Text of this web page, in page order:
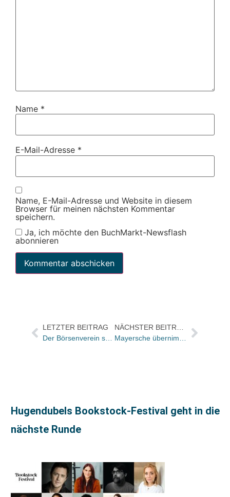
Name *
E-Mail-Adresse *
Name, E-Mail-Adresse und Website in diesem
Browser für meinen nächsten Kommentar
speichern.
Ja, ich möchte den BuchMarkt-Newsflash
abonnieren
LETZTER BEITRAG
Der Börsenverein sucht Kandidatinnen und Kandidaten für den Friedenspreis des Deutschen Buchhandels 2019
NÄCHSTER BEITRAG
Mayersche übernimmt Völckersche Buchhandlung
Hugendubels Bookstock-Festival geht in die
nächste Runde